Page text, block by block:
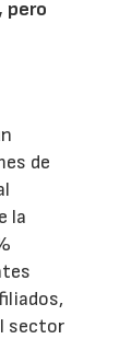
pero
de
la
sector